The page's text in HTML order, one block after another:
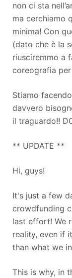
non ci sta
ma cerchiamo
minima! Con
(dato che è la
riusciremmo a
coreografia
Stiamo
davvero
il traguardo!!
** UPDATE **
Hi, guys!
It's just a few
crowdfunding
last effort! We
reality, even if
than what we
This is why, in